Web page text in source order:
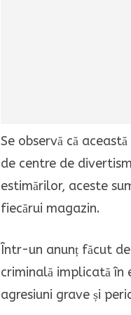
Se observă că
de centre de
estimărilor, aceste
fiecărui magazin.
Într-un anunț făcut
criminală implicată
agresiuni grave și